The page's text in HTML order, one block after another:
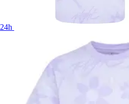
24h